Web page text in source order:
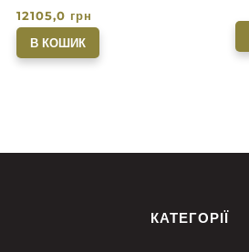
12105,0 грн
В КОШИК
КАТЕГОРІЇ